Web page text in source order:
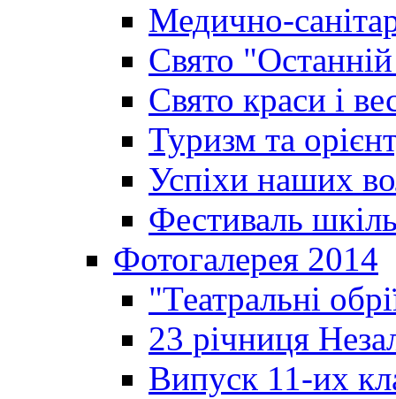
Медично-
Свято
Свято краси і
Туризм та
Успіхи наших
Фестиваль
Фотогалерея 2014
"Театральні
23 річниця
Випуск 11-их